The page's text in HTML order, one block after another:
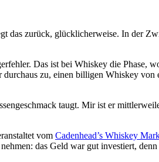
das zurück, glücklicherweise. In der
Das ist bei Whiskey die Phase,
zu, einen billigen Whiskey
taugt. Mir ist er
vom Cadenhead’s Whiskey
das Geld war gut investiert,